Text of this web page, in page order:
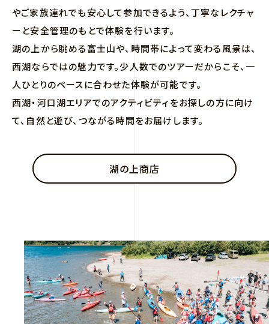
やご家族連れでも安心して参加できるよう、丁寧なレクチャ
ーと安全管理のもとで体験を行います。
湖の上から眺める富士山や、時間帯によって変わる風景は、
西湖ならではの魅力です。少人数でのツアーだからこそ、一
人ひとりのペースに合わせた体験が可能です。
西湖・河口湖エリアでのアクティビティをお探しの方に向け
て、自然と遊び、つながる時間をお届けします。
湖の上商店